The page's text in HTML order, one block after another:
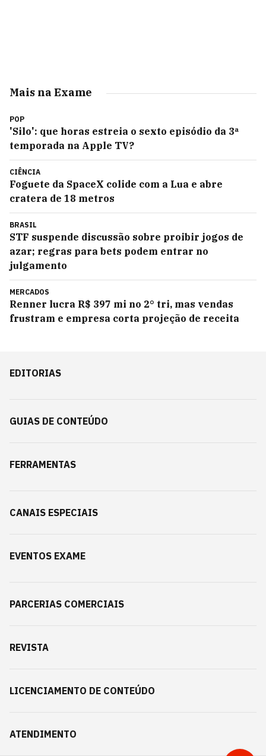
Mais na Exame
POP
'Silo': que horas estreia o sexto episódio da 3ª
temporada na Apple TV?
CIÊNCIA
Foguete da SpaceX colide com a Lua e abre
cratera de 18 metros
BRASIL
STF suspende discussão sobre proibir jogos de
azar; regras para bets podem entrar no
julgamento
MERCADOS
Renner lucra R$ 397 mi no 2° tri, mas vendas
frustram e empresa corta projeção de receita
EDITORIAS
GUIAS DE CONTEÚDO
FERRAMENTAS
CANAIS ESPECIAIS
EVENTOS EXAME
PARCERIAS COMERCIAIS
REVISTA
LICENCIAMENTO DE CONTEÚDO
ATENDIMENTO